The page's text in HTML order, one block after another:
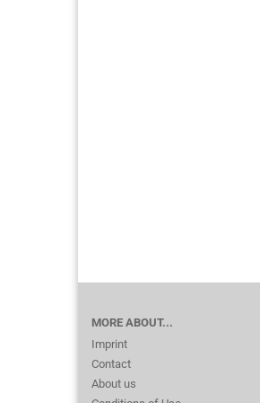
MORE ABOUT...
Imprint
Contact
About us